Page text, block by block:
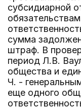
субсидиарной
сумма
штраф. В
период Л.В.
общества и
Ч. -
еще одного